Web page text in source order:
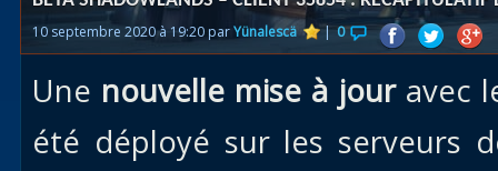
des îles
10 septembre 2020 à 19:20 parYünalescä | 0
Une nouvelle mise à jour avec
été déployé sur les serveurs